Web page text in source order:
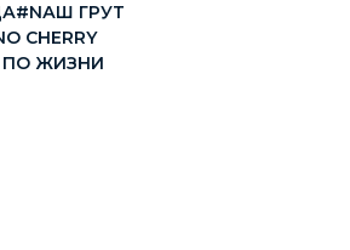
#NАШ ГРУТ
CHERRY
ПО ЖИЗНИ